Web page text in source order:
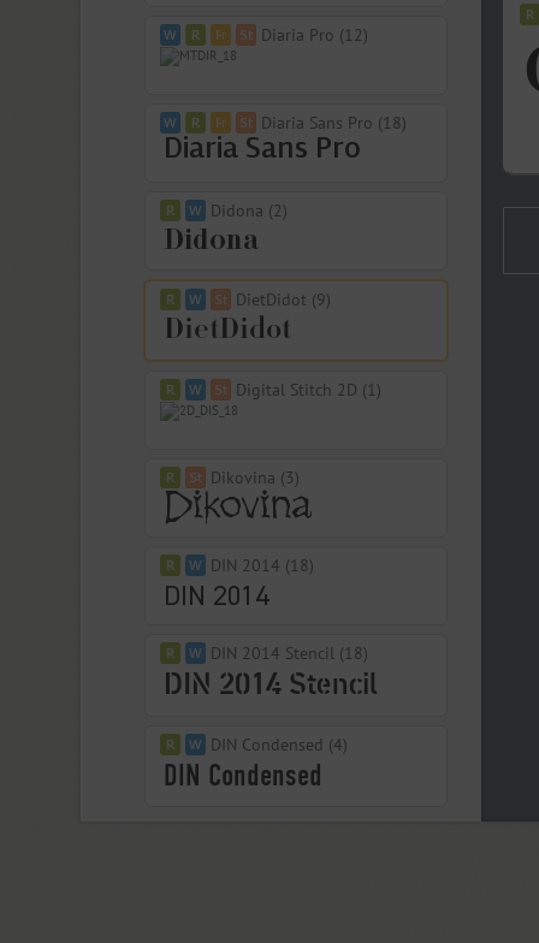
Diaria Pro (12)
Diaria Sans Pro (18)
Didona (2)
DietDidot (9)
Digital Stitch 2D (1)
Dikovina (3)
DIN 2014 (18)
DIN 2014 Stencil (18)
DIN Condensed (4)